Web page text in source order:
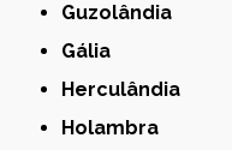
Guzolândia
Gália
Herculândia
Holambra